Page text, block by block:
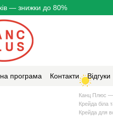
— знижки до 80%
програма Контакти Відгуки
Канц Плюс —
Крейда біла
Крейда для